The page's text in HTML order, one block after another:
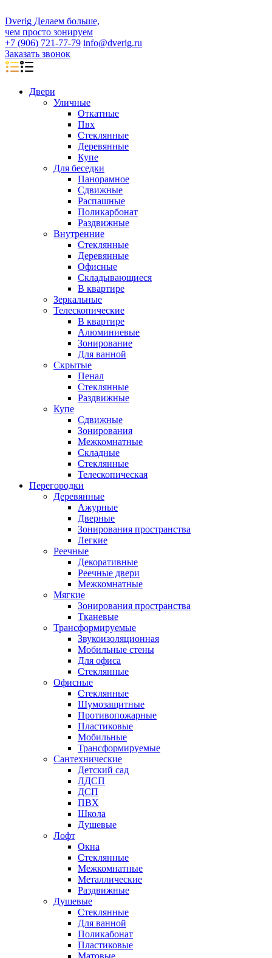
Dverig Делаем больше,
чем просто зонируем
+7 (906) 721-77-79 info@dverig.ru
Заказать звонок
Двери
Уличные
Откатные
Пвх
Стеклянные
Деревянные
Купе
Для беседки
Панорамное
Сдвижные
Распашные
Поликарбонат
Раздвижные
Внутренние
Стеклянные
Деревянные
Офисные
Складывающиеся
В квартире
Зеркальные
Телескопические
В квартире
Алюминиевые
Зонирование
Для ванной
Скрытые
Пенал
Стеклянные
Раздвижные
Купе
Сдвижные
Зонирования
Межкомнатные
Складные
Стеклянные
Телескопическая
Перегородки
Деревянные
Ажурные
Дверные
Зонирования пространства
Легкие
Реечные
Декоративные
Реечные двери
Межкомнатные
Мягкие
Зонирования пространства
Тканевые
Трансформируемые
Звукоизоляционная
Мобильные стены
Для офиса
Стеклянные
Офисные
Стеклянные
Шумозащитные
Противопожарные
Пластиковые
Мобильные
Трансформируемые
Сантехнические
Детский сад
ЛДСП
ДСП
ПВХ
Школа
Душевые
Лофт
Окна
Стеклянные
Межкомнатные
Металлические
Раздвижные
Душевые
Стеклянные
Для ванной
Поликабонат
Пластиковые
Матовые